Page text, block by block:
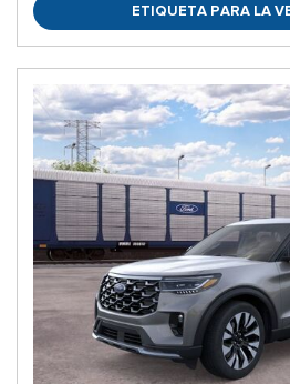
ETIQUETA PARA LA